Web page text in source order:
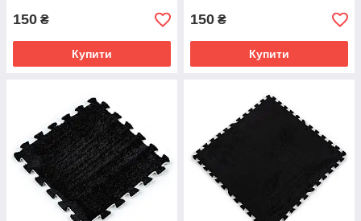
150 ₴
Купити
150 ₴
Купити